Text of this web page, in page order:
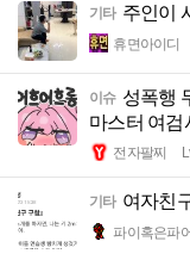
기타 주인이
휴면아이디
이슈 성폭행
마스터 여검
전자팔찌
기타 여자친
파이혹은파